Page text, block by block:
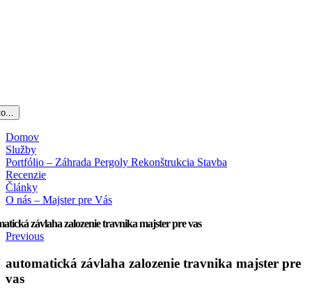
Domov
Služby
Portfólio – Záhrada Pergoly Rekonštrukcia Stavba
Recenzie
Články
O nás – Majster pre Vás
závlaha zalozenie travnika majster pre vas
Previous
automatická závlaha zalozenie travnika majster pre
vas